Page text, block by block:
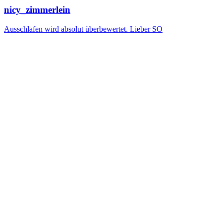
nicy_zimmerlein
Ausschlafen wird absolut überbewertet. Lieber SO